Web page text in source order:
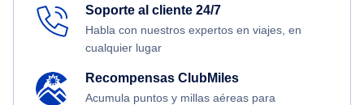
Soporte al cliente 24/7
Habla con nuestros expertos en viajes, en
cualquier lugar
Recompensas ClubMiles
Acumula puntos y millas aéreas para